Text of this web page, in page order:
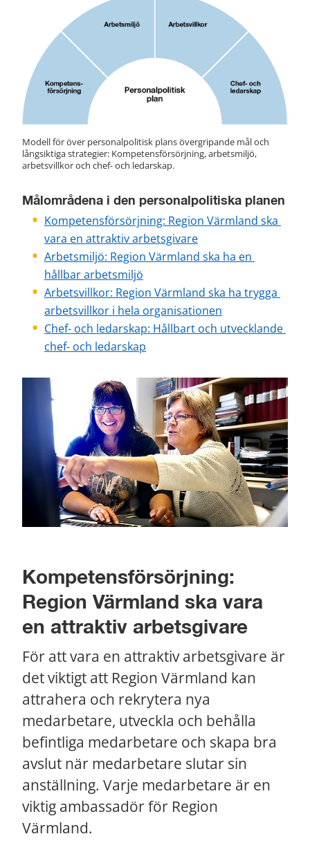
Modell för över personalpolitisk plans övergripande mål och
långsiktiga strategier: Kompetensförsörjning, arbetsmiljö,
arbetsvillkor och chef- och ledarskap.
Målområdena i den personalpolitiska planen
Kompetensförsörjning: Region Värmland ska
vara en attraktiv arbetsgivare
Arbetsmiljö: Region Värmland ska ha en
hållbar arbetsmiljö
Arbetsvillkor: Region Värmland ska ha trygga
arbetsvillkor i hela organisationen
Chef- och ledarskap: Hållbart och utvecklande
chef- och ledarskap
Kompetensförsörjning:
Region Värmland ska vara
en attraktiv arbetsgivare
För att vara en attraktiv arbetsgivare är
det viktigt att Region Värmland kan
attrahera och rekrytera nya
medarbetare, utveckla och behålla
befintliga medarbetare och skapa bra
avslut när medarbetare slutar sin
anställning. Varje medarbetare är en
viktig ambassadör för Region
Värmland.